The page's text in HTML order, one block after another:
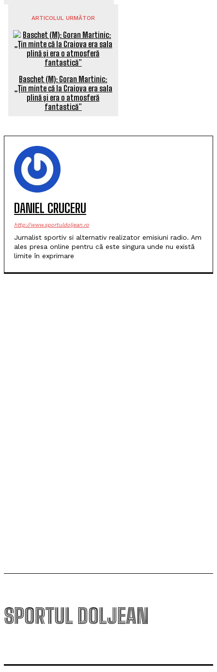
ARTICOLUL URMĂTOR
Baschet (M): Goran Martinic:
„Țin minte că la Craiova era sala
plină și era o atmosferă
fantastică”
DANIEL CRUCERU
http://www.sportuldoljean.ro
Jurnalist sportiv si alternativ realizator emisiuni radio. Am
ales presa online pentru că este singura unde nu există
limite în exprimare
SPORTUL DOLJEAN